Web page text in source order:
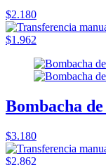
$2.180
$1.962
Bombacha
$3.180
$2.862